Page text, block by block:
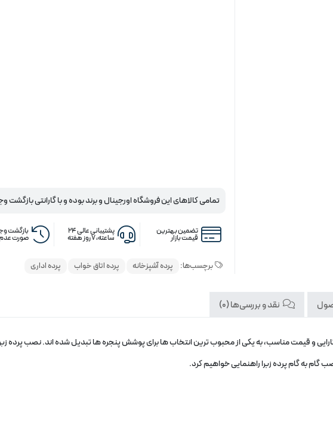
تمامی کالاهای این فروشگاه اورجینال و برند بوده و با گارانتی بازگشت
تضمین بهترین
قیمت بازار
پشتیبانی عالی ۲۴
ساعته، ۷ روز هفته
بازگشت
صورت
برچسب‌ها: پرده آشپزخانه پرده اتاق خواب پرده اداری
نقد و بررسی‌ها (0)
و قیمت مناسب، به یکی از محبوب‌ ترین انتخاب‌ ها برای پوشش پنجره‌ ها تبدیل شده‌ اند. نصب
گام به گام پرده زبرا راهنمایی خواهیم کرد.